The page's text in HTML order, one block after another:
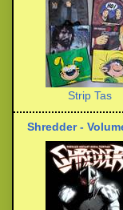
Strip Tas
Shredder -